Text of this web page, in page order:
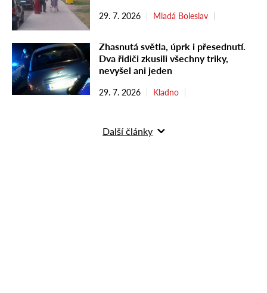
29. 7. 2026 Mladá Boleslav
Zhasnutá světla, úprk i přesednutí.
Dva řidiči zkusili všechny triky,
nevyšel ani jeden
29. 7. 2026 Kladno
Další články